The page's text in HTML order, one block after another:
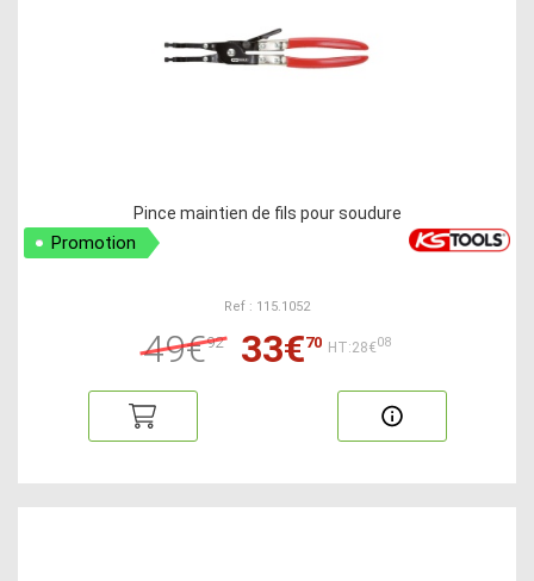
Pince maintien de fils pour soudure
Promotion
Ref : 115.1052
49€92 33€70 HT:28€08